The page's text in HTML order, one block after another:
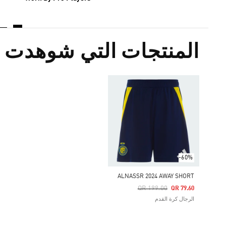
المنتجات التي شوهدت
-60%
ALNASSR 2024 AWAY SHORT
Price Reduced From
QR 199.00
To QR 79.60
الرجال كرة القدم